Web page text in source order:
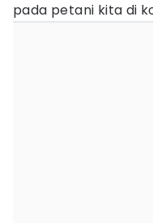
pada petani kita di